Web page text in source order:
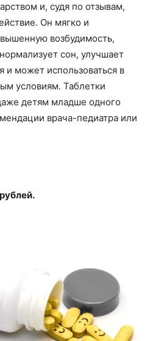
и, судя по отзывам,
Он мягко и
возбудимость,
сон, улучшает
и может использоваться в
условиям. Таблетки
детям младше одного
врача-педиатра или